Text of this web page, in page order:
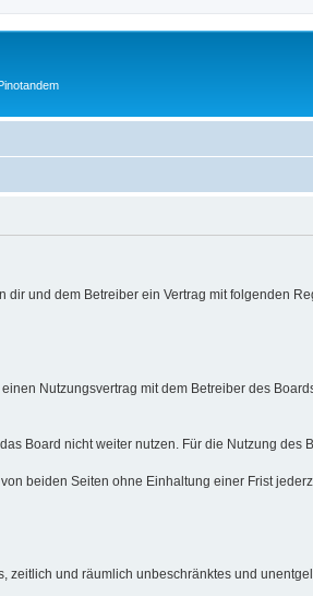
dir und dem Betreiber ein Vertrag mit folgenden
Nutzungsvertrag mit dem Betreiber des
Board nicht weiter nutzen. Für die Nutzung
beiden Seiten ohne Einhaltung einer Frist
und räumlich unbeschränktes und